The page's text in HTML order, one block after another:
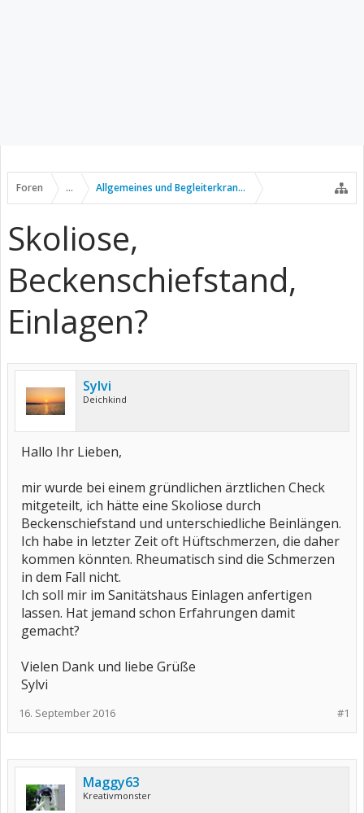
Foren ... Allgemeines und Begleiterkrankungen
Skoliose,
Beckenschiefstand,
Einlagen?
Sylvi
Deichkind
Hallo Ihr Lieben,
mir wurde bei einem gründlichen ärztlichen Check
mitgeteilt, ich hätte eine Skoliose durch
Beckenschiefstand und unterschiedliche Beinlängen.
Ich habe in letzter Zeit oft Hüftschmerzen, die daher
kommen könnten. Rheumatisch sind die Schmerzen
in dem Fall nicht.
Ich soll mir im Sanitätshaus Einlagen anfertigen
lassen. Hat jemand schon Erfahrungen damit
gemacht?
Vielen Dank und liebe Grüße
Sylvi
#1
16. September 2016
Maggy63
Kreativmonster